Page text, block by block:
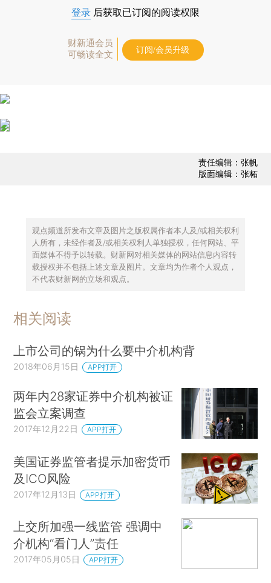
登录 后获取已订阅的阅读权限
财新通会员
可畅读全文
订阅/会员升级
责任编辑：张帆
版面编辑：张柘
观点频道所发布文章及图片之版权属作者本人及/或相关权利
人所有，未经作者及/或相关权利人单独授权，任何网站、平
面媒体不得予以转载。财新网对相关媒体的网站信息内容转
载授权并不包括上述文章及图片。文章均为作者个人观点，
不代表财新网的立场和观点。
相关阅读
上市公司的锅为什么要中介机构背
2018年06月15日 APP打开
两年内28家证券中介机构被证
监会立案调查
2017年12月22日 APP打开
美国证券监管者提示加密货币
及ICO风险
2017年12月13日 APP打开
上交所加强一线监管 强调中
介机构“看门人”责任
2017年05月05日 APP打开